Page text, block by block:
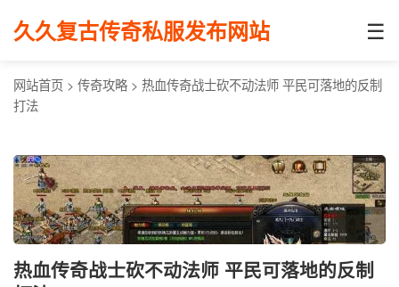
久久复古传奇私服发布网站 ☰
网站首页 > 传奇攻略 > 热血传奇战士砍不动法师 平民可落地的反制
打法
热血传奇战士砍不动法师 平民可落地的反制